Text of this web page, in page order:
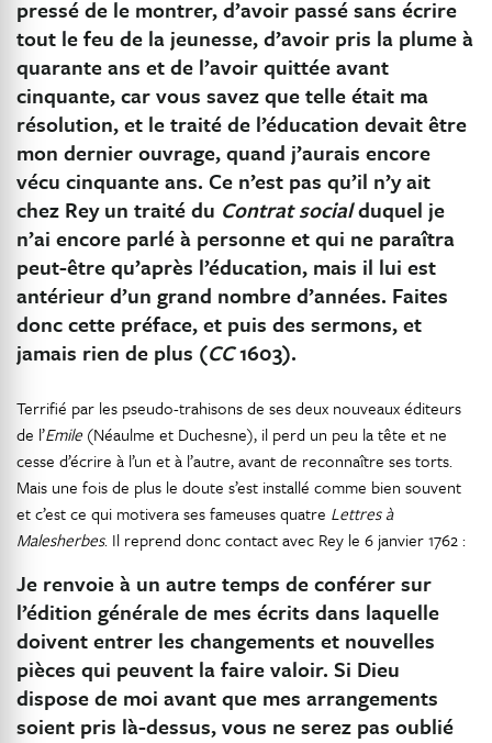
pressé de le montrer, d’avoir passé sans écrire
tout le feu de la jeunesse, d’avoir pris la plume à
quarante ans et de l’avoir quittée avant
cinquante, car vous savez que telle était ma
résolution, et le traité de l’éducation devait être
mon dernier ouvrage, quand j’aurais encore
vécu cinquante ans. Ce n’est pas qu’il n’y ait
chez Rey un traité du Contrat socialduquel je
n’ai encore parlé à personne et qui ne paraîtra
peut-être qu’après l’éducation, mais il lui est
antérieur d’un grand nombre d’années. Faites
donc cette préface, et puis des sermons, et
jamais rien de plus (CC1603).
Terrifié par les pseudo-trahisons de ses deux nouveaux éditeurs
de l’Emile (Néaulme et Duchesne), il perd un peu la tête et ne
cesse d’écrire à l’un et à l’autre, avant de reconnaître ses torts.
Mais une fois de plus le doute s’est installé comme bien souvent
et c’est ce qui motivera ses fameuses quatre Lettres à
Malesherbes. Il reprend donc contact avec Rey le 6 janvier 1762 :
Je renvoie à un autre temps de conférer sur
l’édition générale de mes écrits dans laquelle
doivent entrer les changements et nouvelles
pièces qui peuvent la faire valoir. Si Dieu
dispose de moi avant que mes arrangements
soient pris là-dessus, vous ne serez pas oublié